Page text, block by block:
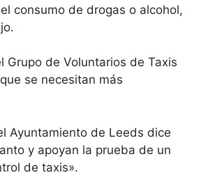
consumo de drogas o alcohol,
Grupo de Voluntarios de Taxis
se necesitan más
Ayuntamiento de Leeds dice
y apoyan la prueba de un
de taxis».